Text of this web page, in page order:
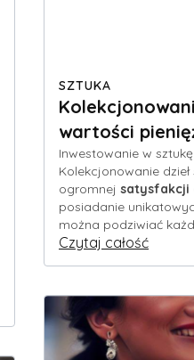
SZTUKA
wartości
Inwestowanie w
Kolekcjonowanie
ogromnej satysfakcji
posiadanie
można podziwiać
Czytaj całość